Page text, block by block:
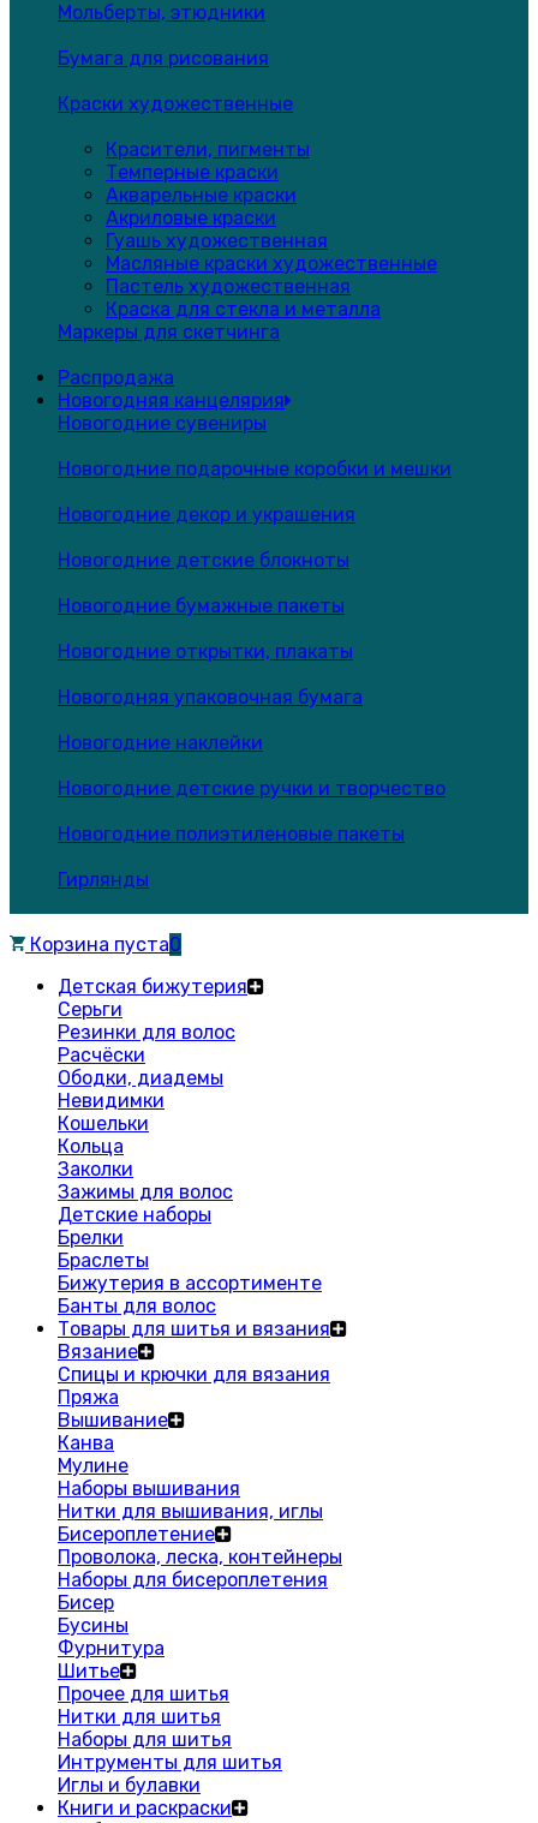
Мольберты, этюдники
Бумага для рисования
Краски художественные
Красители, пигменты
Темперные краски
Акварельные краски
Акриловые краски
Гуашь художественная
Масляные краски художественные
Пастель художественная
Краска для стекла и металла
Маркеры для скетчинга
Распродажа
Новогодняя канцелярия
Новогодние сувениры
Новогодние подарочные коробки и мешки
Новогодние декор и украшения
Новогодние детские блокноты
Новогодние бумажные пакеты
Новогодние открытки, плакаты
Новогодняя упаковочная бумага
Новогодние наклейки
Новогодние детские ручки и творчество
Новогодние полиэтиленовые пакеты
Гирлянды
Корзина пуста0
Детская бижутерия
Серьги
Резинки для волос
Расчёски
Ободки, диадемы
Невидимки
Кошельки
Кольца
Заколки
Зажимы для волос
Детские наборы
Брелки
Браслеты
Бижутерия в ассортименте
Банты для волос
Товары для шитья и вязания
Вязание
Спицы и крючки для вязания
Пряжа
Вышивание
Канва
Мулине
Наборы вышивания
Нитки для вышивания, иглы
Бисероплетение
Проволока, леска, контейнеры
Наборы для бисероплетения
Бисер
Бусины
Фурнитура
Шитье
Прочее для шитья
Нитки для шитья
Наборы для шитья
Интрументы для шитья
Иглы и булавки
Книги и раскраски